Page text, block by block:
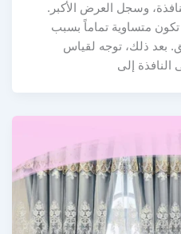
وسجل العرض الأكبر.
متساوية تماماً بسبب
بعد ذلك، توجه لقياس
إلى